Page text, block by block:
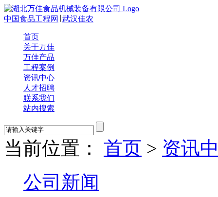
中国食品工程网 武汉佳农
首页
关于万佳
万佳产品
工程案例
资讯中心
人才招聘
联系我们
站内搜索
当前位置： 首页 > 资讯
公司新闻